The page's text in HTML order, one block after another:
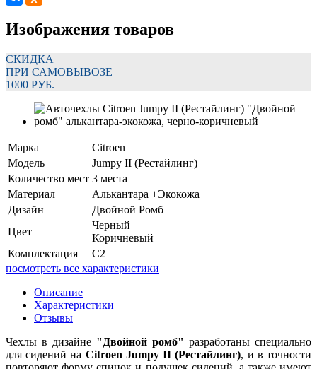
Изображения товаров
СКИДКА
ПРИ САМОВЫВОЗЕ
1000 РУБ.
Марка
Citroen
Модель
Jumpy II (Рестайлинг)
Количество мест 3 места
Материал
Алькантара +Экокожа
Дизайн
Двойной Ромб
Цвет
Черный
Коричневый
Комплектация
C2
посмотреть все характеристики
Описание
Характеристики
Отзывы
Чехлы в дизайне "Двойной ромб" разработаны специально
для сидений на Citroen Jumpy II (Рестайлинг), и в точности